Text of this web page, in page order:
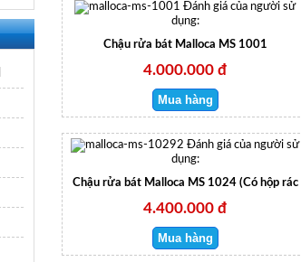
Đánh giá của người sử
dụng:
Chậu rửa bát Malloca MS 1001
4.000.000 đ
Đánh giá của người sử
dụng:
Chậu rửa bát Malloca MS 1024 (Có hộp rác
4.400.000 đ